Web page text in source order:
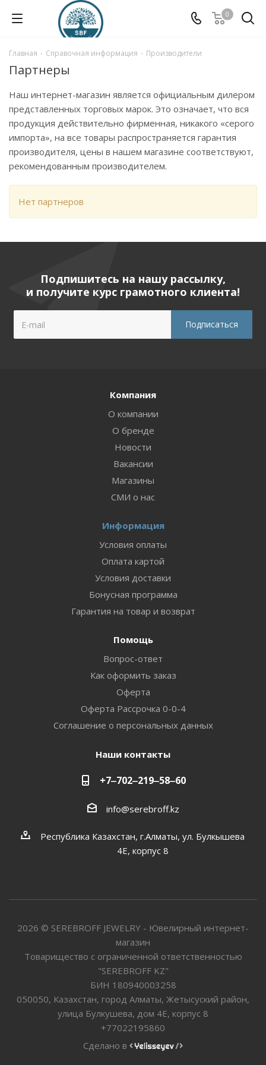
0
Главная - Справочная информация - Производители
Партнеры
Наш интернет-магазин является официальным дилером
представленных торговых марок. Это означает, что вся
продукция действительно фирменная, никакого «серого
импорта», на все товары распространяется гарантия
производителя, цены в нашем магазине соответствуют,
рекомендованным производителем.
Нет партнеров
Подпишитесь на нашу рассылку,
и получите курс грамотного клиента!
Компания
О компании
О бренде
Новости
Вакансии
Магазины
СМИ о нас
Информация
Условия оплаты
Оплата картой
Условия доставки
Бонусная программа
Гарантия на товар и возврат
Помощь
Вопрос-ответ
Как оформить заказ
Оферта
Оферта Рассрочка 0-0-4
Соглашение о персональных данных
Наши контакты
+7‒702‒219‒58‒60
info@serebroff.kz
Республика Казахстан, г.Алматы, ул. Булкышева
4Е, корпус 8
2026 © SEREBROFF JEWELRY - Ювелирный интернет-
магазин
Товарищество с ограниченной ответственностью
"SEREBROFF KZ"
БИН 180940003258
050050, Казахстан, город Алматы, Жетысуский район,
улица Булкушева, дом 4Е, корпус 8
+77022195860
Сделано в